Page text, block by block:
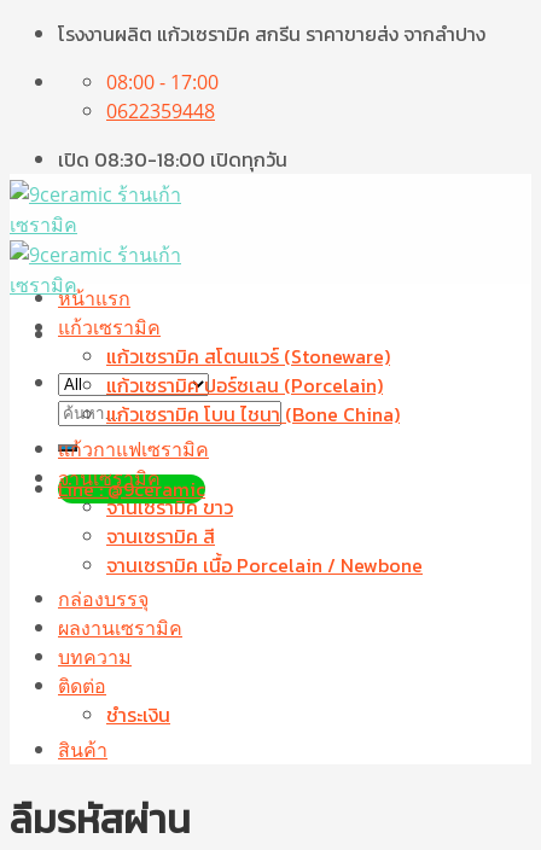
Skip
content
โรงงานผลิต แก้วเซรามิค สกรีน ราคาขายส่ง จากลำปาง
08:00 - 17:00
0622359448
เปิด 08:30-18:00 เปิดทุกวัน
ค้นหา:
Line : @9ceramic
หน้าแรก
แก้วเซรามิค
แก้วเซรามิค สโตนแวร์ (Stoneware)
แก้วเซรามิค ปอร์ซเลน (Porcelain)
แก้วเซรามิค โบน ไชนา (Bone China)
แก้วกาแฟเซรามิค
จานเซรามิค
จานเซรามิค ขาว
จานเซรามิค สี
จานเซรามิค เนื้อ Porcelain / Newbone
กล่องบรรจุ
ผลงานเซรามิค
บทความ
ติดต่อ
ชำระเงิน
สินค้า
ลืมรหัสผ่าน